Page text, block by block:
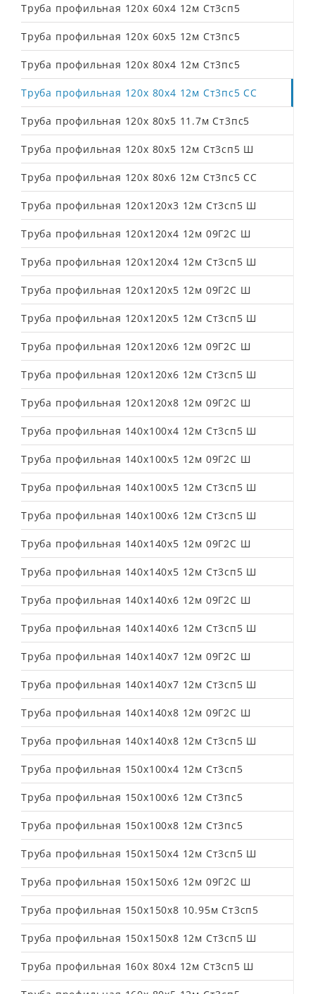
Труба профильная 120х 60х4 12м Ст3сп5
Труба профильная 120х 60х5 12м Ст3пс5
Труба профильная 120х 80х4 12м Ст3пс5
Труба профильная 120х 80х4 12м Ст3пс5 СС
Труба профильная 120х 80х5 11.7м Ст3пс5
Труба профильная 120х 80х5 12м Ст3сп5 Ш
Труба профильная 120х 80х6 12м Ст3пс5 СС
Труба профильная 120х120х3 12м Ст3сп5 Ш
Труба профильная 120х120х4 12м 09Г2С Ш
Труба профильная 120х120х4 12м Ст3сп5 Ш
Труба профильная 120х120х5 12м 09Г2С Ш
Труба профильная 120х120х5 12м Ст3сп5 Ш
Труба профильная 120х120х6 12м 09Г2С Ш
Труба профильная 120х120х6 12м Ст3сп5 Ш
Труба профильная 120х120х8 12м 09Г2С Ш
Труба профильная 140х100х4 12м Ст3сп5 Ш
Труба профильная 140х100х5 12м 09Г2С Ш
Труба профильная 140х100х5 12м Ст3сп5 Ш
Труба профильная 140х100х6 12м Ст3сп5 Ш
Труба профильная 140х140х5 12м 09Г2С Ш
Труба профильная 140х140х5 12м Ст3сп5 Ш
Труба профильная 140х140х6 12м 09Г2С Ш
Труба профильная 140х140х6 12м Ст3сп5 Ш
Труба профильная 140х140х7 12м 09Г2С Ш
Труба профильная 140х140х7 12м Ст3сп5 Ш
Труба профильная 140х140х8 12м 09Г2С Ш
Труба профильная 140х140х8 12м Ст3сп5 Ш
Труба профильная 150х100х4 12м Ст3сп5
Труба профильная 150х100х6 12м Ст3пс5
Труба профильная 150х100х8 12м Ст3пс5
Труба профильная 150х150х4 12м Ст3сп5 Ш
Труба профильная 150х150х6 12м 09Г2С Ш
Труба профильная 150х150х8 10.95м Ст3сп5
Труба профильная 150х150х8 12м Ст3сп5 Ш
Труба профильная 160х 80х4 12м Ст3сп5 Ш